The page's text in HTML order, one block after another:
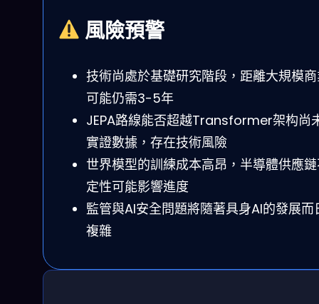
風險預警
技術尚處於基礎研究階段，距離大規模
可能仍需3-5年
JEPA路線能否超越Transformer架构尚
實證數據，存在技術風險
世界模型的訓練成本高昂，半導體供應
定性可能影響進度
監管與AI安全問題將隨著具身AI的發展而
複雜